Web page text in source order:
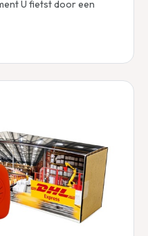
U fietst door een